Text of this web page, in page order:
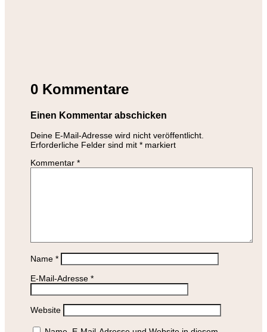
0 Kommentare
Einen Kommentar abschicken
Deine E-Mail-Adresse wird nicht veröffentlicht.
Erforderliche Felder sind mit* markiert
Kommentar*
Name*
E-Mail-Adresse*
Website